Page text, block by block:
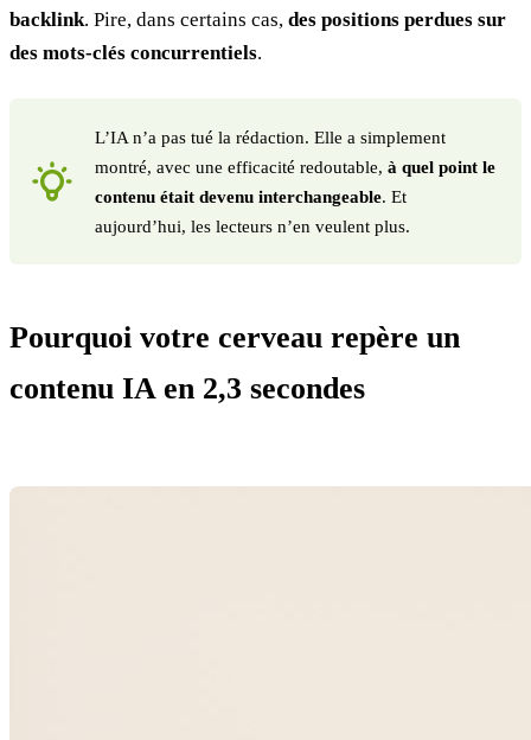
backlink. Pire, dans certains cas, des positions perdues sur
des mots-clés concurrentiels.
L’IA n’a pas tué la rédaction. Elle a simplement
montré, avec une efficacité redoutable, à quel point le
contenu était devenu interchangeable. Et
aujourd’hui, les lecteurs n’en veulent plus.
Pourquoi votre cerveau repère un
contenu IA en 2,3 secondes